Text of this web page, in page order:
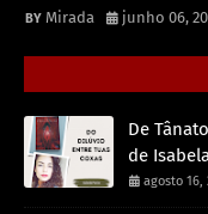
Mirada junho 06,
De
de
agosto 16,